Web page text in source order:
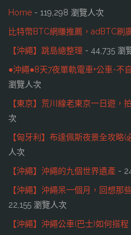
Home - 119,298 瀏覽人次
比特幣BTC網賺推薦，adBTC刷
【沖繩】跳島總整理 - 44,735 瀏
●沖繩●8天7夜單軌電車+公車-不
瀏覽人次
【東京】荒川線老東京一日遊，
次
【匈牙利】布達佩斯夜景全攻略(
人次
【沖繩】沖繩的九個世界遺產 -
【沖繩】沖繩呆一個月，回想那
22,155 瀏覽人次
【沖繩】沖繩公車(巴士)如何搭程